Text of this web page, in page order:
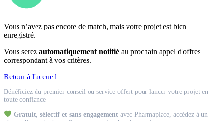
Vous n’avez pas encore de match, mais votre projet est bien
enregistré.
Vous serez automatiquement notifié au prochain appel d'offres
correspondant à vos critères.
Retour à l'accueil
Expert
Bénéficiez du premier conseil ou service offert pour lancer votre projet en
toute confiance
Gratuit, sélectif et sans engagementavec Pharmaplace, accédez à un